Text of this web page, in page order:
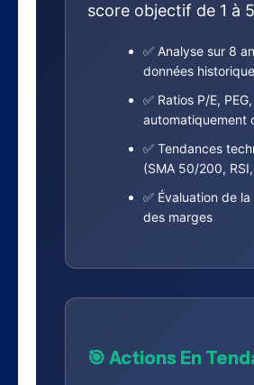
score objectif de 1 à
✅ Analyse sur 8
données
✅ Ratios P/E,
automatiquement
✅ Tendances
(SMA 50/200,
✅ Évaluation de
des marges
🎯 Actions En